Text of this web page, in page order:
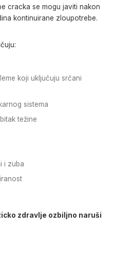
cracka se mogu javiti nakon
kontinuirane zloupotrebe.
koji uključuju srčani
sistema
težine
i zuba
zdravlje ozbiljno naruši